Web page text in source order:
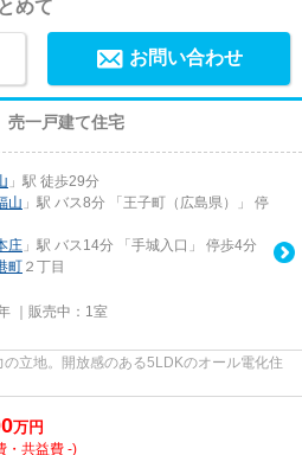
めて
お問い合わせ
一戸建て住宅
」駅 徒歩29分
山 」駅 バス8分 「王子町（広島県）」 停
庄 」駅 バス14分 「手城入口」 停歩4分
町 ２丁目
｜販売中： 1室
の立地。開放感のある5LDKのオール電化住
万円
・共益費 -)